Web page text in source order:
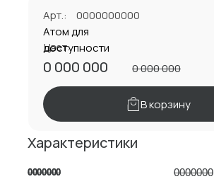
0000000
0000000 0000000
0000000
Характеристики
0 000 000 0 000 000
0000000000
Арт.:
В корзину
Цвет:
Атом для
доступности